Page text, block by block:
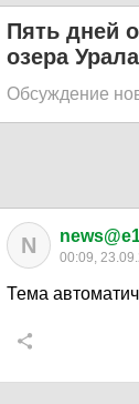
Пять дней
озера
Обсуждение
N 00:09,
Тема